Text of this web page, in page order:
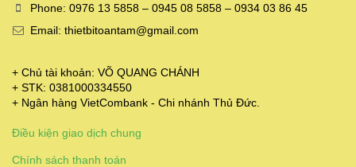
Phone: 0976 13 5858 – 0945 08 5858 – 0934 03 86 45
Email: thietbitoantam@gmail.com
+ Chủ tài khoản: VÕ QUANG CHÁNH
+ STK: 0381000334550
+ Ngân hàng VietCombank - Chi nhánh Thủ Đức.
Điều kiện giao dịch chung
Chính sách thanh toán